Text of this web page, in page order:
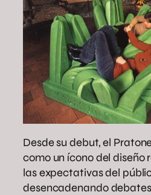
Desde su debut, el
como un ícono del diseño
las expectativas del
desencadenando